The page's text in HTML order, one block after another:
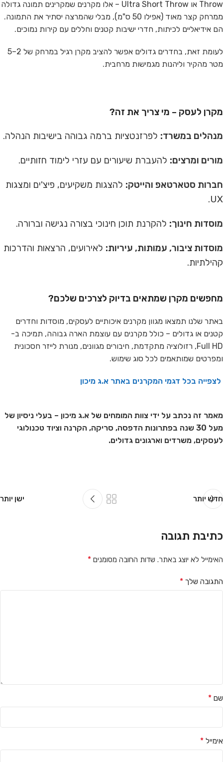
Throw או Ultra Short Throw – אלו מקרנים שמקרינים תמונה גדולה
ממרחק קצר מאוד (אפילו 50 ס"מ), מבלי שהמרצה יסתיר את התמונה.
הם אידיאליים לכיתות, חדרי ישיבות קטנים וחללים עם קירות נמוכים.
לעומת זאת, בחדרים גדולים אפשר להציב מקרן רגיל במרחק של 2–5
מטר מהקיר וליהנות מגמישות מרחבית.
מקרן לעסק – מי צריך את זה?
מנהלים במשרד: לפרזנטציות ברמה גבוהה בישיבות הנהלה.
מורים ומרצים: להעברת שיעורים עם עזרי לימוד חזותיים.
חברות סטארטאפ והייטק: להצגות משקיעים, פיצ'ים ומצגות
UX.
מוסדות חינוך: להקרנת תוכן חינוכי בצורה נגישה וברורה.
מוסדות ציבור, עמותות, עיריות: לאירועים, הרצאות והדרכות
קהילתיות.
מחפשים מקרן שמתאים בדיוק לצרכים שלכם?
באתר שלנו תמצאו מגוון מקרנים איכותיים לעסקים, מוסדות וחדרים
קטנים או גדולים – כולל מקרנים עם עוצמת הארה גבוהה, תמיכה ב-
Full HD, רזולוציה מתקדמת, חיבורים מגוונים, מנורת לייזר חסכונית
ומפרטים שמותאמים לכל סוג שימוש.
לצפייה בכל דגמי המקרנים באתר א.ג מיכון
מאמר זה נכתב על ידי צוות המומחים של א.ג מיכון – בעלי ניסיון של
מעל 30 שנה בפתרונות הדפסה, סריקה, הקרנה וציוד טכנולוגי
לעסקים, משרדים וארגונים גדולים.
חדש יותר ישן יותר
כתיבת תגובה
האימייל לא יוצג באתר. שדות החובה מסומנים *
התגובה שלך *
שם *
אימייל *